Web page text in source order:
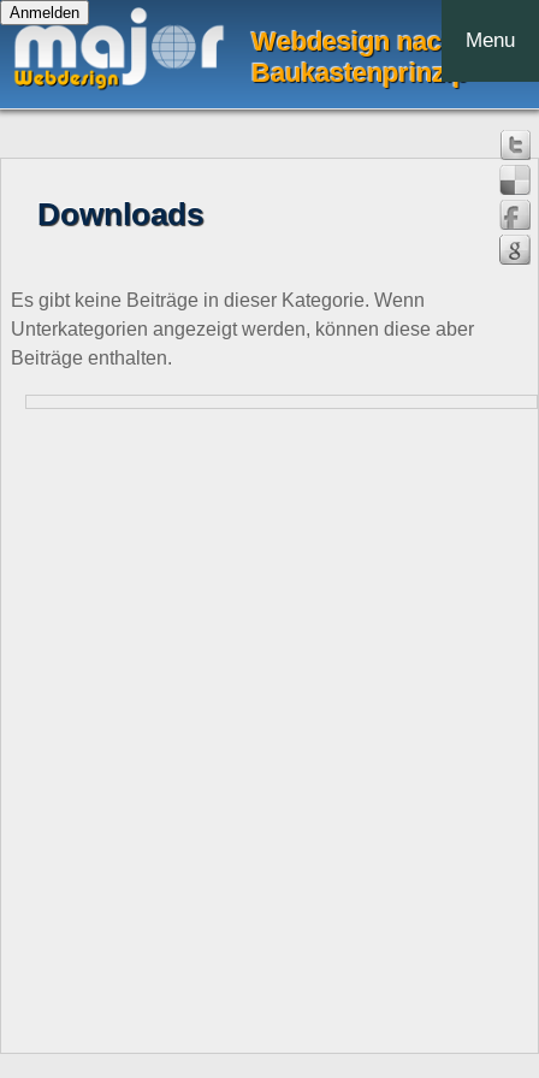
Webdesign nach dem
Baukastenprinzip
Menu
Downloads
Es gibt keine Beiträge in dieser Kategorie. Wenn
Unterkategorien angezeigt werden, können diese aber
Beiträge enthalten.